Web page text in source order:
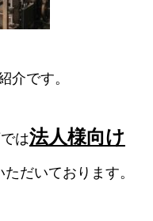
介です。
は法人様向け
だいております。